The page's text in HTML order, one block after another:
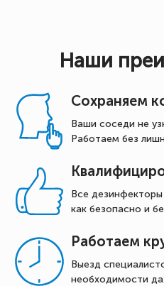
Наши
Сохраняем
Ваши соседи не
Работаем без
Все
как безопасно и
Работаем
Выезд
необходимости